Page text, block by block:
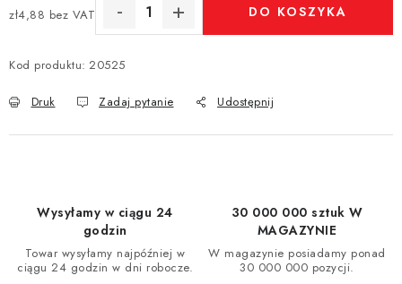
zł4,88 bez VAT
Cena jednostkowa:
DO KOSZYKA
Kod produktu: 20525
Druk Zadaj pytanie Udostępnij
Wysyłamy w ciągu 24
godzin
Towar wysyłamy najpóźniej w
ciągu 24 godzin w dni robocze.
30 000 000 sztuk W
MAGAZYNIE
W magazynie posiadamy ponad
30 000 000 pozycji.